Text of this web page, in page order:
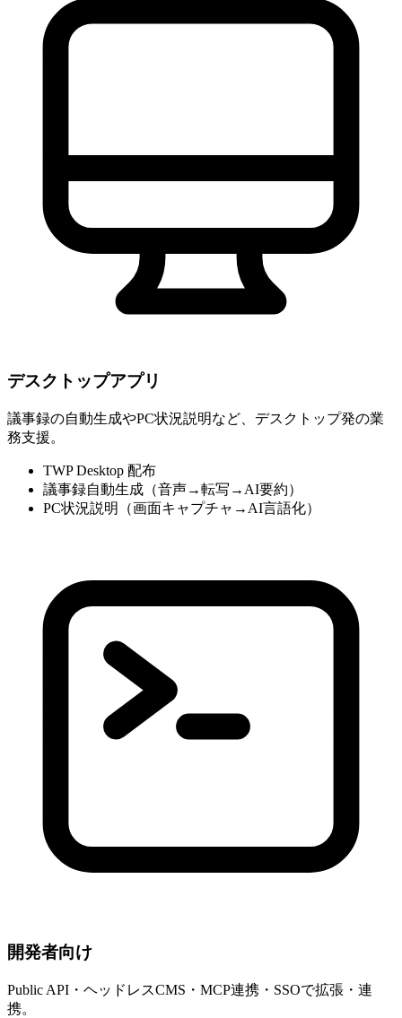
デスクトップアプリ
議事録の自動生成やPC状況説明など、デスクトップ発の業
務支援。
TWP Desktop 配布
議事録自動生成（音声→転写→AI要約）
PC状況説明（画面キャプチャ→AI言語化）
開発者向け
Public API・ヘッドレスCMS・MCP連携・SSOで拡張・連
携。